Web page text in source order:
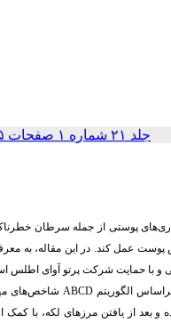
جلد ۲۱ شماره ۱ صفحات ۳۵-۲۳
پوستی از جمله سرطان خطرناک
عمل کند. ‌در این مقاله، به
و با حمایت شرکت پرتو آوای اطلس
اساس الگوریتم ABCD شاخص‌های
و بعد از یافتن مرزهای لکه، با کمک